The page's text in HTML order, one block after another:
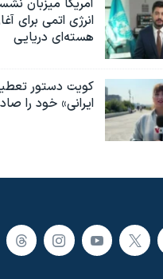
آمریکا میزبان
انرژی اتمی برای
هسته‌ای دریایی
کویت دستور
ایرانی» خود را